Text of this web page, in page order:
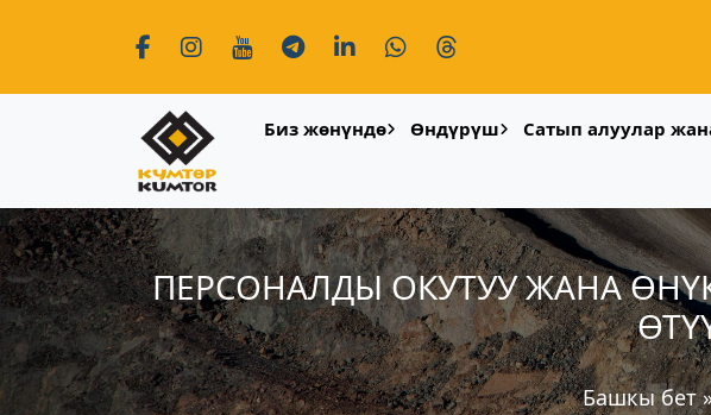
Биз жөнүндө Өндүрүш Сатып алуулар
ПЕРСОНАЛДЫ ОКУТУУ ЖАНА
Башкы бет